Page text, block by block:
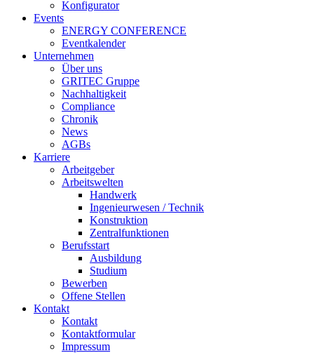
Konfigurator
Events
ENERGY CONFERENCE
Eventkalender
Unternehmen
Über uns
GRITEC Gruppe
Nachhaltigkeit
Compliance
Chronik
News
AGBs
Karriere
Arbeitgeber
Arbeitswelten
Handwerk
Ingenieurwesen / Technik
Konstruktion
Zentralfunktionen
Berufsstart
Ausbildung
Studium
Bewerben
Offene Stellen
Kontakt
Kontakt
Kontaktformular
Impressum